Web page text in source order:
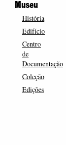
Museu
História
Edifício
Centro
de
Documentação
Coleção
Edições